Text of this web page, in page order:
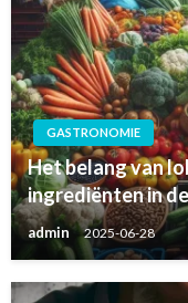
GASTRONOMIE
Het belang van
ingrediënten in
admin 2025-06-28